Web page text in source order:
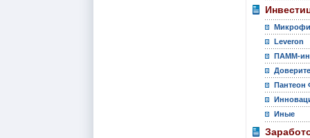
Leveron
ПАММ-
Пантеон
Иные